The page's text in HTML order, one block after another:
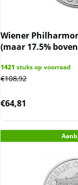
Wiener
(maar 17.5%
1421 stuks op voorraad
€108,92
€64,81